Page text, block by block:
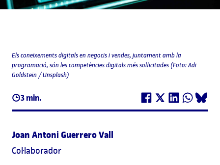
3 min.
Els coneixements digitals en negocis i vendes, juntament amb la
programació, són les competències digitals més sol·licitades (Foto: Adi
Goldstein / Unsplash)
Joan Antoni Guerrero Vall
Col·laborador